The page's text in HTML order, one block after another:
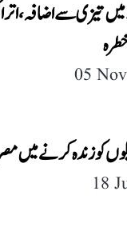
05
کو زندہ کرنے میں
18